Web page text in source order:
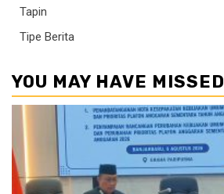
Tapin
Tipe Berita
YOU MAY HAVE MISSED